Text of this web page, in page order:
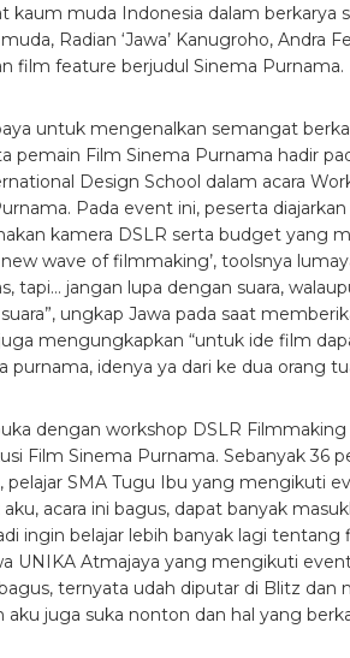
kaum muda Indonesia dalam
Radian ‘Jawa’ Kanugroho,
film feature berjudul Sinema Purnama.
untuk mengenalkan semangat
pemain Film Sinema Purnama hadir
Design School dalam acara
Pada event ini, peserta
kamera DSLR serta budget yang
new wave of filmmaking’, toolsnya
tapi… jangan lupa dengan suara,
ungkap Jawa pada saat
mengungkapkan “untuk ide film
purnama, idenya ya dari ke dua orang
dengan workshop DSLR
Film Sinema Purnama. Sebanyak 36
pelajar SMA Tugu Ibu yang mengikuti
acara ini bagus, dapat banyak
ingin belajar lebih banyak lagi
UNIKA Atmajaya yang mengikuti
ternyata udah diputar di Blitz
aku juga suka nonton dan hal yang